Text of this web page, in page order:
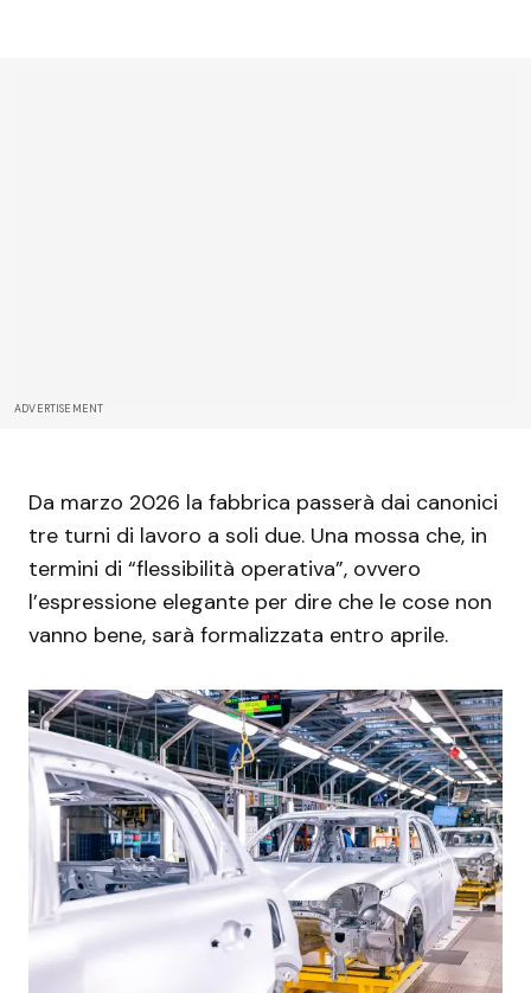
ADVERTISEMENT
Da marzo 2026 la fabbrica passerà dai canonici
tre turni di lavoro a soli due. Una mossa che, in
termini di “flessibilità operativa”, ovvero
l’espressione elegante per dire che le cose non
vanno bene, sarà formalizzata entro aprile.